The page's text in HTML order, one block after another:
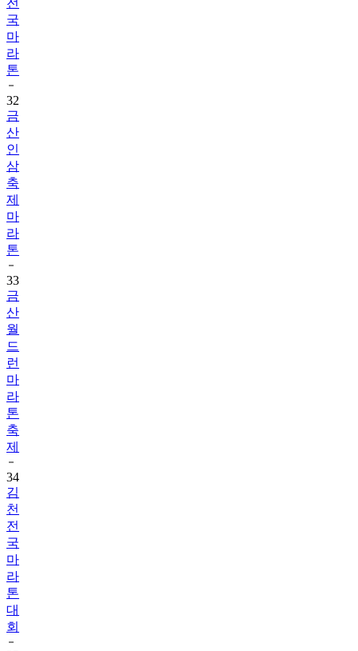
마
라
톤
32
금
산
인
삼
축
제
마
라
톤
33
금
산
월
드
런
마
라
톤
축
제
34
김
천
전
국
마
라
톤
대
회
35
김